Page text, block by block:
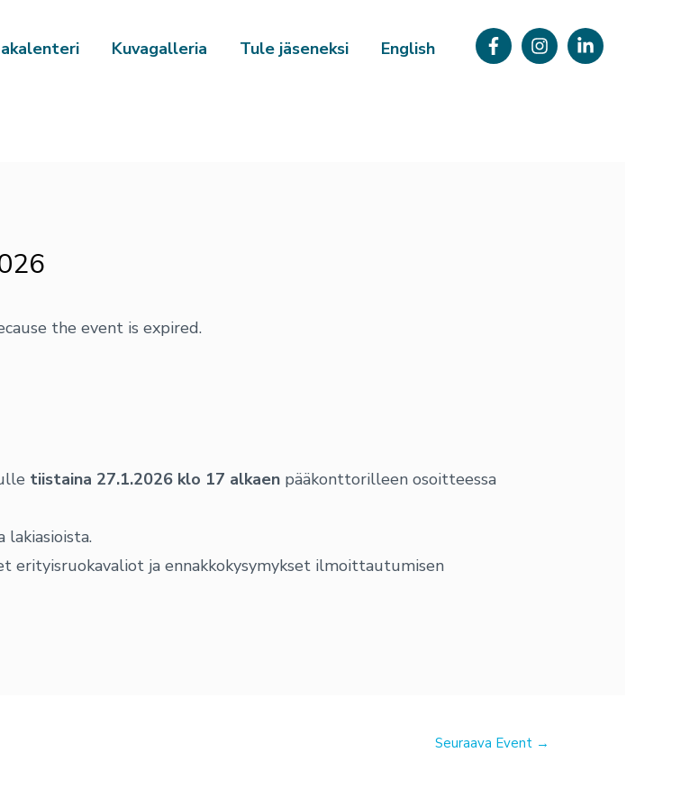
Kuvagalleria Tule jäseneksi English
the event is expired.
tiistaina 27.1.2026 klo 17 alkaen pääkonttorilleen osoitteessa
erityisruokavaliot ja ennakkokysymykset ilmoittautumisen
Seuraava Event →